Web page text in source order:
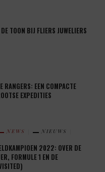
TOON BIJ FLIERS JUWELIERS
RANGERS: EEN COMPACTE
EXPEDITIES
NEWS
NIEUWS
2022: OVER DE
FORMULE 1 EN DE